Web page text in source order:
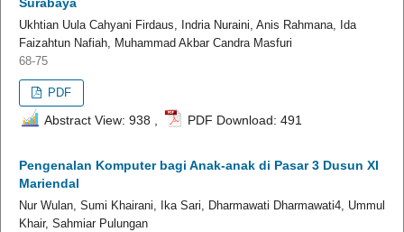
Ukhtian Uula Cahyani Firdaus, Indria Nuraini, Anis Rahmana, Ida
Faizahtun Nafiah, Muhammad Akbar Candra Masfuri
68-75
PDF
Abstract View: 938 , PDF Download: 491
Pengenalan Komputer bagi Anak-anak di Pasar 3 Dusun XI
Mariendal
Nur Wulan, Sumi Khairani, Ika Sari, Dharmawati Dharmawati4, Ummul
Khair, Sahmiar Pulungan